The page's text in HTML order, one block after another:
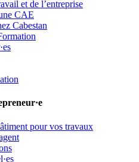
et de l’entreprise
CAE
Cabestan
pour vos travaux